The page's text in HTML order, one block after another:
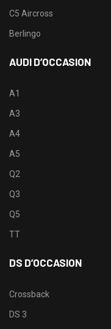
C5 Aircross
Berlingo
AUDI D’OCCASION
A1
A3
A4
A5
Q2
Q3
Q5
TT
DS D’OCCASION
Crossback
DS 3